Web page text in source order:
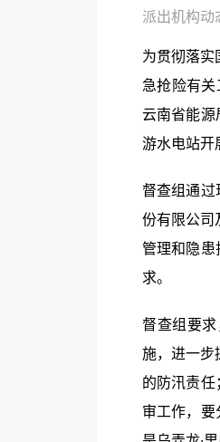
派出机构动
为贯彻落
急抢险有
云南省能源
游水电站开
督查组通过
份有限公司
管理和隐
求。
督查组要
施，进一步
的防汛责
审工作，